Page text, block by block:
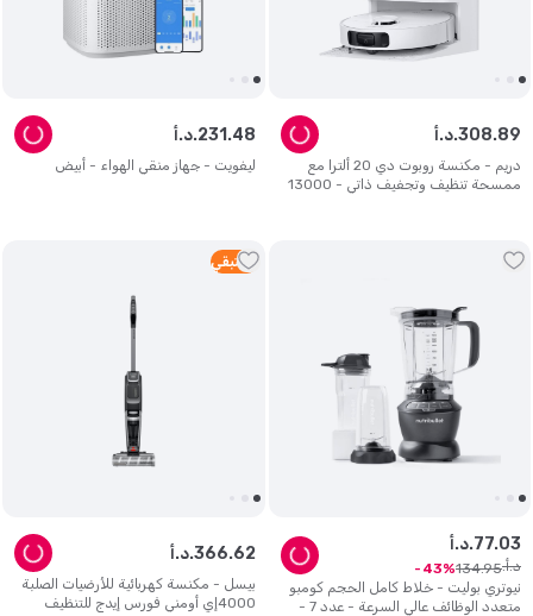
دريم - مكنسة روبوت دي 20 ألترا مع
ممسحة تنظيف وتجفيف ذاتي - 13000
د.أ.308.89
ليفويت - جهاز منقي الهواء - أبيض
د.أ.231 .48
نيوتري بوليت - خلاط كامل الحجم كومبو
متعدد الوظائف عالي السرعة - عدد 7 -
د.أ.77.03
د.أ. 134.95
43
1 متبقي
بيسل - مكنسة كهربائية للأرضيات الصلبة
4000إي أومني فورس إيدج للتنظيف
د.أ.366.62